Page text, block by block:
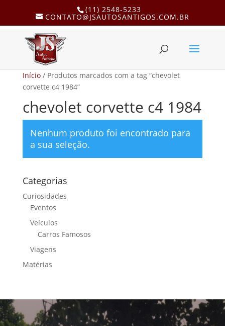
(11) 2548-5233
CONTATO@JSAUTOSANTIGOS.COM.BR
Início/ Produtos marcados com a tag “chevolet
corvette c4 1984”
chevolet corvette c4 1984
Nenhum produto foi encontrado para
a sua seleção.
Categorias
Curiosidades
Eventos
Veículos
Carros Famosos
Viagens
Matérias